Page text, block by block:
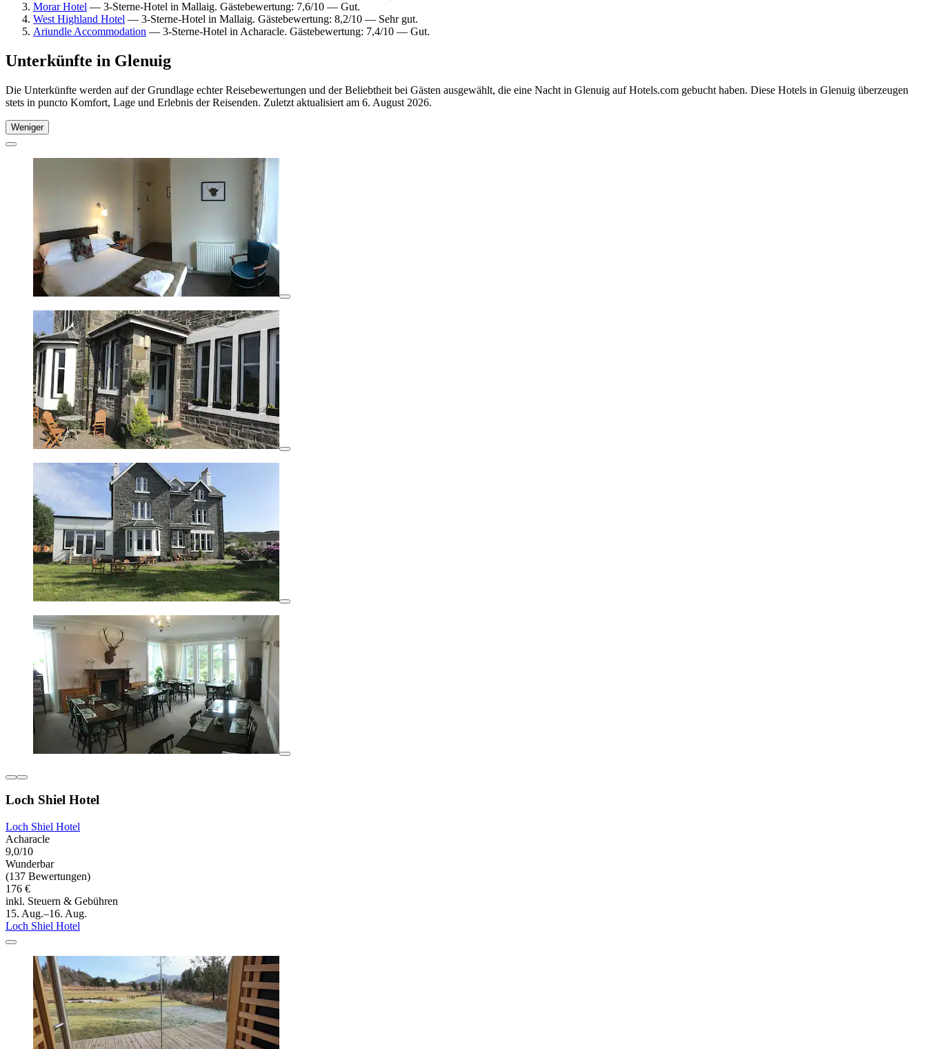
Morar Hotel — 3-Sterne-Hotel in Mallaig. Gästebewertung: 7,6/10 — Gut.
West Highland Hotel — 3-Sterne-Hotel in Mallaig. Gästebewertung: 8,2/10 — Sehr gut.
Ariundle Accommodation — 3-Sterne-Hotel in Acharacle. Gästebewertung: 7,4/10 — Gut.
Unterkünfte in Glenuig
Die Unterkünfte werden auf der Grundlage echter Reisebewertungen und der Beliebtheit bei Gästen ausgewählt, die eine Nacht in Glenuig auf Hotels.com gebucht haben. Diese Hotels in Glenuig überzeugen
stets in puncto Komfort, Lage und Erlebnis der Reisenden. Zuletzt aktualisiert am 6. August 2026.
Weniger
Loch Shiel Hotel
Loch Shiel Hotel
Acharacle
9,0/10
Wunderbar
(137 Bewertungen)
176 €
inkl. Steuern & Gebühren
15. Aug.–16. Aug.
Loch Shiel Hotel